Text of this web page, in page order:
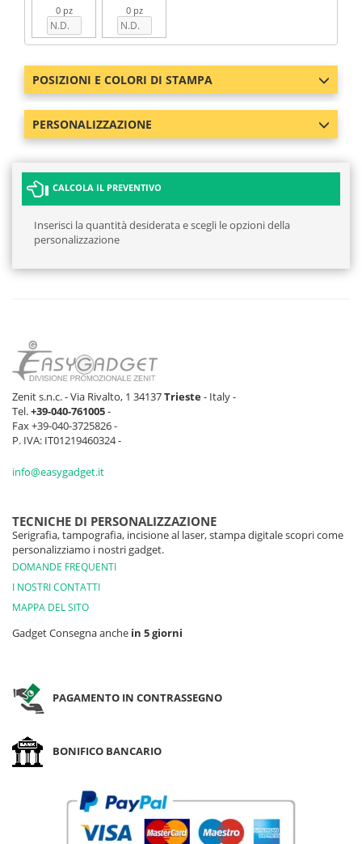
0 pz 0 pz
POSIZIONI E COLORI DI STAMPA
PERSONALIZZAZIONE
CALCOLA IL PREVENTIVO
Inserisci la quantità desiderata e scegli le opzioni della
personalizzazione
Zenit s.n.c. - Via Rivalto, 1 34137Trieste- Italy -
Tel.+39-040-761005-
Fax +39-040-3725826 -
P. IVA: IT01219460324 -
info@easygadget.it
TECNICHE DI PERSONALIZZAZIONE
Serigrafia, tampografia, incisione al laser, stampa digitale scopri come
personalizziamo i nostri gadget.
DOMANDE FREQUENTI
I NOSTRI CONTATTI
MAPPA DEL SITO
Gadget Consegna anche in 5 giorni
PAGAMENTO IN CONTRASSEGNO
BONIFICO BANCARIO